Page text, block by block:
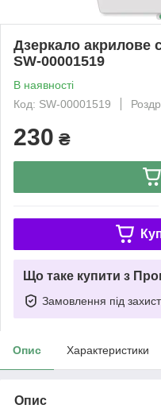
Дзеркало акрилове
SW-00001519
В наявності
Код: SW-00001519
230 ₴
Що таке купити з
Замовлення під
Опис Характеристики
Опис